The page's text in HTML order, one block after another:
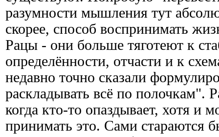
разумности мышления тут
скорее, способ воспринимать
Рацы - они больше тяготеют к
определённости, отчасти и к
недавно точно сказали
раскладывать всё по полочкам".
когда кто-то опаздывает, хотя и
принимать это. Сами стараются